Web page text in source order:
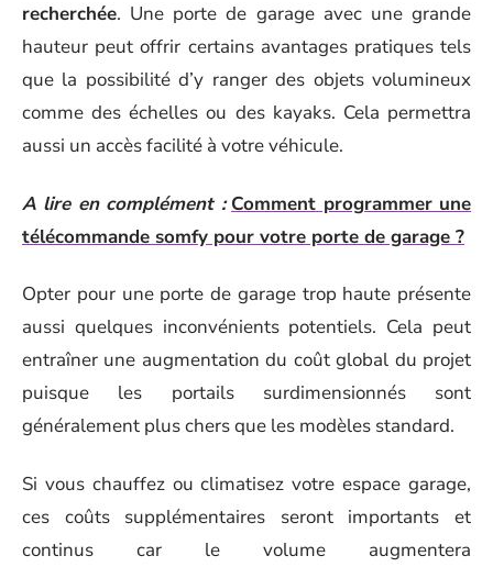
recherchée. Une porte de garage avec une grande
hauteur peut offrir certains avantages pratiques tels
que la possibilité d’y ranger des objets volumineux
comme des échelles ou des kayaks. Cela permettra
aussi un accès facilité à votre véhicule.
A lire en complément : Comment programmer une
télécommande somfy pour votre porte de garage ?
Opter pour une porte de garage trop haute présente
aussi quelques inconvénients potentiels. Cela peut
entraîner une augmentation du coût global du projet
puisque les portails surdimensionnés sont
généralement plus chers que les modèles standard.
Si vous chauffez ou climatisez votre espace garage,
ces coûts supplémentaires seront importants et
continus car le volume augmentera